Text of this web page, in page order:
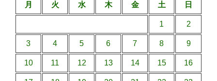
月 火 水 木 金 土 日
1 2
3 4 5 6 7 8 9
10 11 12 13 14 15 16